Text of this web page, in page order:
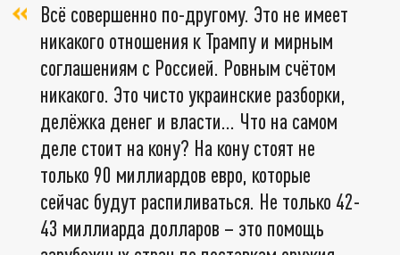
Всё совершенно по-другому. Это не имеет
никакого отношения к Трампу и мирным
соглашениям с Россией. Ровным счётом
никакого. Это чисто украинские разборки,
делёжка денег и власти… Что на самом
деле стоит на кону? На кону стоят не
только 90 миллиардов евро, которые
сейчас будут распиливаться. Не только 42-
43 миллиарда долларов – это помощь